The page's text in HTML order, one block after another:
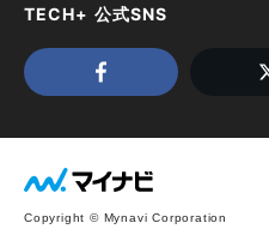
TECH+ 公式SNS
Copyright © Mynavi Corporation